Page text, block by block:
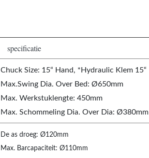
specificatie
Chuck Size: 15“ Hand, *Hydraulic Klem 15“
Max.Swing Dia. Over Bed: Ø650mm
Max. Werkstuklengte: 450mm
Max. Schommeling Dia. Over Dia: Ø380mm
De as droeg: Ø120mm
Max. Barcapaciteit: Ø110mm